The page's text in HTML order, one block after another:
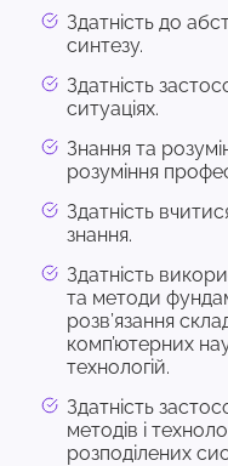
Здатність до
синтезу.
Здатність
ситуаціях.
Знання та
розуміння
Здатність
знання.
Здатність
та методи
розв’язання
комп’ютерних
технологій.
Здатність
методів і
розподілених